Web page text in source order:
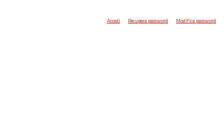
Accedi Recupera password Modifica password